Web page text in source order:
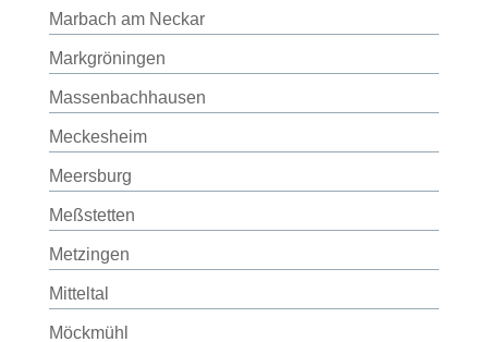
Marbach am Neckar
Markgröningen
Massenbachhausen
Meckesheim
Meersburg
Meßstetten
Metzingen
Mitteltal
Möckmühl